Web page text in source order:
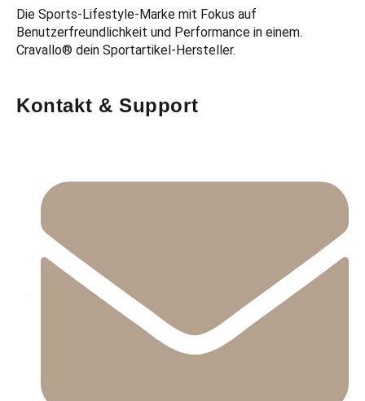
Die Sports-Lifestyle-Marke mit Fokus auf
Benutzerfreundlichkeit und Performance in einem.
Cravallo® dein Sportartikel-Hersteller.
Kontakt & Support